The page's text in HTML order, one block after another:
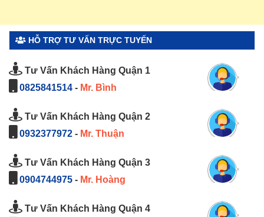
HỖ TRỢ TƯ VẤN TRỰC TUYẾN
Tư Vấn Khách Hàng Quận 1
0825841514 - Mr. Bình
Tư Vấn Khách Hàng Quận 2
0932377972 - Mr. Thuận
Tư Vấn Khách Hàng Quận 3
0904744975 - Mr. Hoàng
Tư Vấn Khách Hàng Quận 4